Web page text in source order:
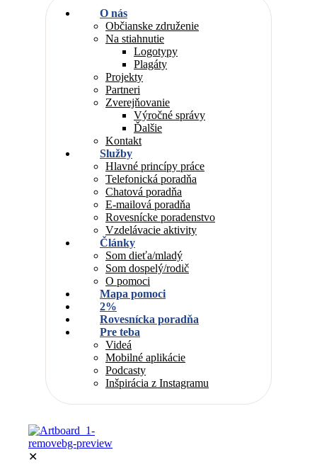
O nás
Občianske združenie
Na stiahnutie
Logotypy
Plagáty
Projekty
Partneri
Zverejňovanie
Výročné správy
Ďalšie
Kontakt
Služby
Hlavné princípy práce
Telefonická poradňa
Chatová poradňa
E-mailová poradňa
Rovesnícke poradenstvo
Vzdelávacie aktivity
Články
Som dieťa/mladý
Som dospelý/rodič
O pomoci
Mapa pomoci
2%
Rovesnícka poradňa
Pre teba
Videá
Mobilné aplikácie
Podcasty
Inšpirácia z Instagramu
✕